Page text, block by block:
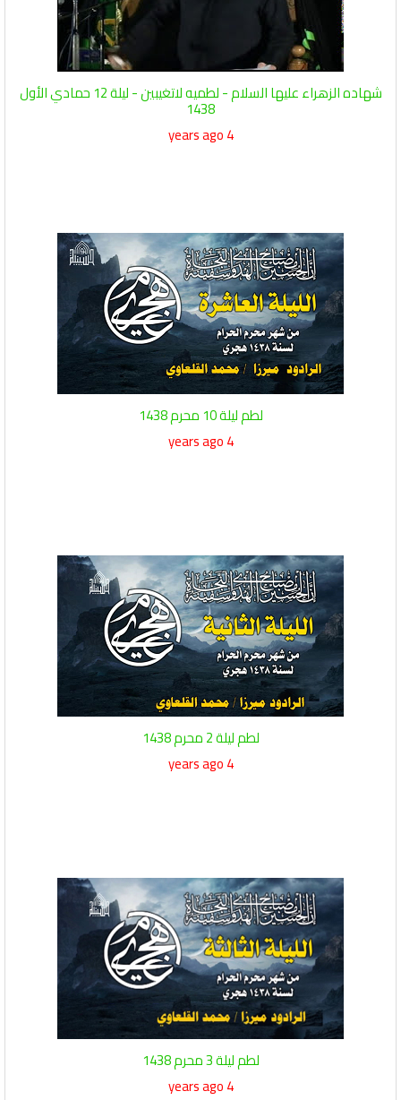
شهاده الزهراء عليها السلام - لطميه لاتغيبين - ليلة 12 حمادي الأول
1438
4 years ago
لطم ليلة 10 محرم 1438
4 years ago
لطم ليلة 2 محرم 1438
4 years ago
لطم ليلة 3 محرم 1438
4 years ago